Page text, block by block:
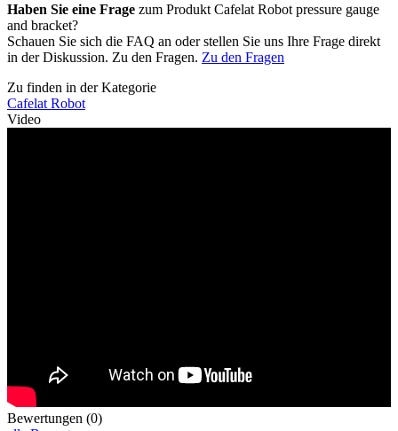
Haben Sie eine Frage zum Produkt Cafelat Robot pressure gauge
and bracket?
Schauen Sie sich die FAQ an oder stellen Sie uns Ihre Frage direkt
in der Diskussion. Zu den Fragen. Zu den Fragen
Zu finden in der Kategorie
Cafelat Robot
Video
Bewertungen (0)